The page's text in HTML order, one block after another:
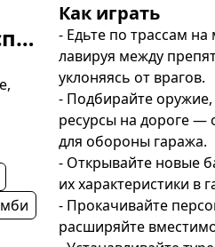
Шоссе Апокалипсиса — играть онлайн бесплатно
Как играть
- Едьте по трассам на
лавируя между
уклоняясь от врагов.
- Подбирайте
ресурсы на дороге —
для обороны гаража.
- Открывайте новые
их характеристики в
- Прокачивайте
расширяйте